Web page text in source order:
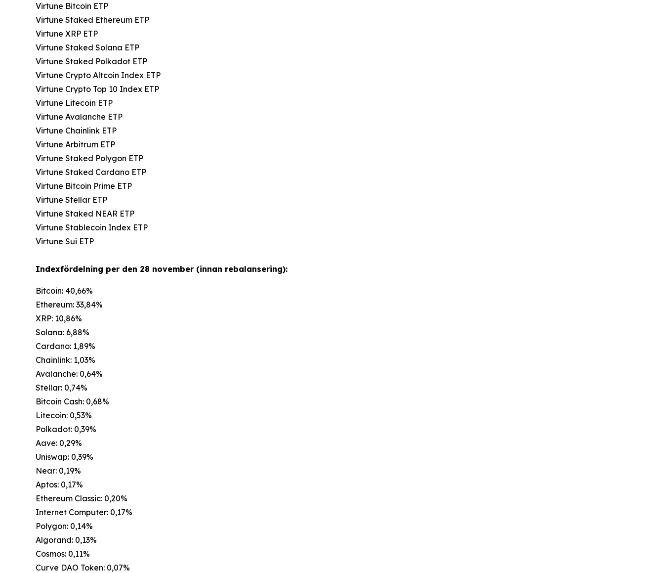
Virtune Bitcoin ETP
Virtune Staked Ethereum ETP
Virtune XRP ETP
Virtune Staked Solana ETP
Virtune Staked Polkadot ETP
Virtune Crypto Altcoin Index ETP
Virtune Crypto Top 10 Index ETP
Virtune Litecoin ETP
Virtune Avalanche ETP
Virtune Chainlink ETP
Virtune Arbitrum ETP
Virtune Staked Polygon ETP
Virtune Staked Cardano ETP
Virtune Bitcoin Prime ETP
Virtune Stellar ETP
Virtune Staked NEAR ETP
Virtune Stablecoin Index ETP
Virtune Sui ETP
Indexfördelning per den 28 november (innan rebalansering):
Bitcoin: 40,66%
Ethereum: 33,84%
XRP: 10,86%
Solana: 6,88%
Cardano: 1,89%
Chainlink: 1,03%
Avalanche: 0,64%
Stellar: 0,74%
Bitcoin Cash: 0,68%
Litecoin: 0,53%
Polkadot: 0,39%
Aave: 0,29%
Uniswap: 0,39%
Near: 0,19%
Aptos: 0,17%
Ethereum Classic: 0,20%
Internet Computer: 0,17%
Polygon: 0,14%
Algorand: 0,13%
Cosmos: 0,11%
Curve DAO Token: 0,07%